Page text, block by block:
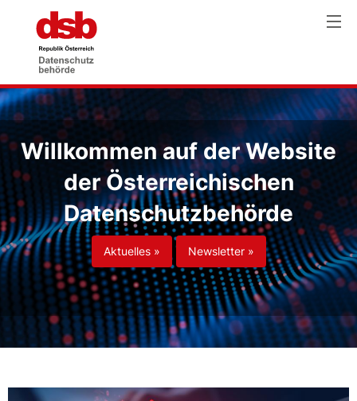
Willkommen auf der Website
der Österreichischen
Datenschutzbehörde
Aktuelles » Newsletter »